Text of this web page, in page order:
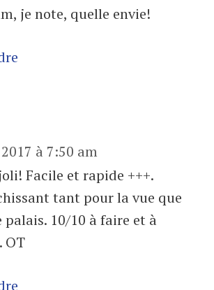
je note, quelle envie!
à 7:50 am
Facile et rapide +++.
tant pour la vue que
palais. 10/10 à faire et à
OT